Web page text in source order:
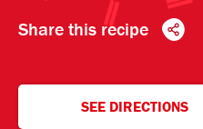
Share this recipe
SEE DIRECTIONS